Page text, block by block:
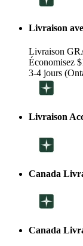
Livraison
Livraison
Économisez
3-4 jours
Livraison
Canada
Canada